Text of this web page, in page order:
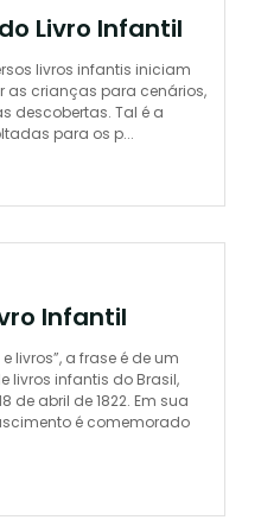
Livro Infantil
livros infantis iniciam
as crianças para cenários,
descobertas. Tal é a
para os p...
Infantil
livros”, a frase é de um
livros infantis do Brasil,
de abril de 1822. Em sua
é comemorado